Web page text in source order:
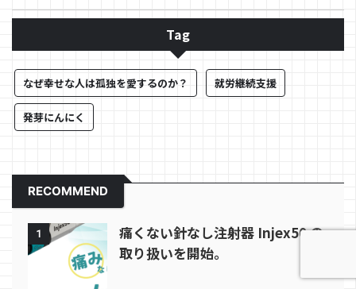
Tag
なぜ幸せな人は孤独を愛するのか？ 就労継続支援
発芽にんにく
RECOMMEND
1
痛くない針なし注射器 Injex50 の
取り扱いを開始。